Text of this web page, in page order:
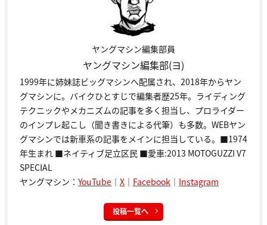
ヤングマシン編集部員
ヤングマシン編集部(ヨ)
1999年に姉妹誌ビッグマシンへ配属され、2018年からヤン
グマシンに。バイクひとすじで編集者歴25年。ライディング
テクニックやメカニズムの記事を多く担当し、プロライダー
のインプレ起こし（聞き書きによる代筆）も多数。WEBヤン
グマシンでは新車系の記事をメインに担当している。■1974
年生まれ ■ネイティブ足立区民 ■愛車:2013 MOTOGUZZI V7
SPECIAL
ヤングマシン： YouTube ｜ X ｜ Facebook ｜ Instagram
投稿一覧へ